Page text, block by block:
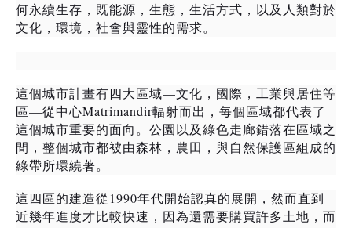
何永續生存 ，既能源，生態，生活方式 ，以及人類對於
文化，環境，社會與靈性的需求。
這個城市計畫有四大區域—文化，國際，工業與居住等
區—從中心Matrimandir輻射而出，每個區域都代表了
這個城市重要的面向。公園以及綠色走廊錯落在區域之
間，整個城市都被由森林，農田，與自然保護區組成的
綠帶所環繞著。
這四區的建造從 1990年代開始認真的展開，然而直到
近幾年進度才比較快速，因為還需要購買許多土地，而